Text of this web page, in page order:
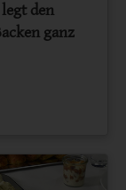
den
ganz